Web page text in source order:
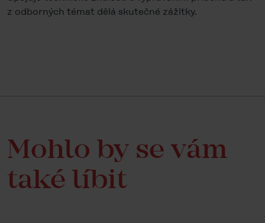
z odborných témat dělá skutečné zážitky.
Mohlo by se vám
také líbit